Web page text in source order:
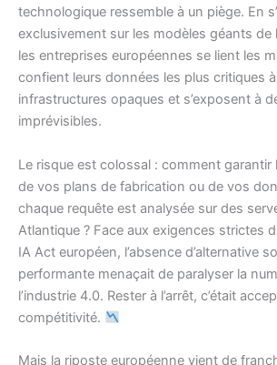
technologique ressemble à un piège. En
exclusivement sur les modèles géants de
les entreprises européennes se lient les
confient leurs données les plus critiques
infrastructures opaques et s’exposent à
imprévisibles.
Le risque est colossal : comment garantir
de vos plans de fabrication ou de vos
chaque requête est analysée sur des
Atlantique ? Face aux exigences strictes
IA Act européen, l’absence d’alternative
performante menaçait de paralyser la
l’industrie 4.0. Rester à l’arrêt, c’était
compétitivité.
Mais la riposte européenne vient de